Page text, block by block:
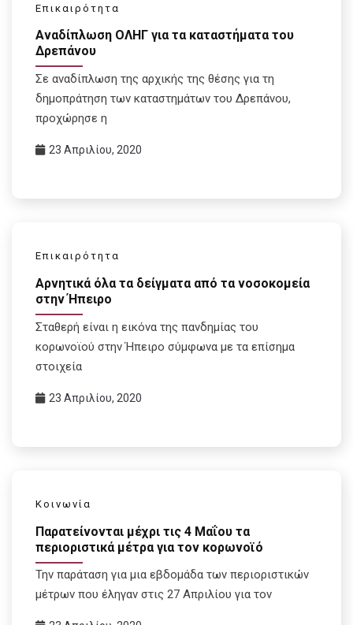
Επικαιρότητα
Αναδίπλωση ΟΛΗΓ για τα καταστήματα του
Δρεπάνου
Σε αναδίπλωση της αρχικής της θέσης για τη
δημοπράτηση των καταστημάτων του Δρεπάνου,
προχώρησε η
23 Απριλίου, 2020
Επικαιρότητα
Αρνητικά όλα τα δείγματα από τα νοσοκομεία
στην Ήπειρο
Σταθερή είναι η εικόνα της πανδημίας του
κορωνοϊού στην Ήπειρο σύμφωνα με τα επίσημα
στοιχεία
23 Απριλίου, 2020
Κοινωνία
Παρατείνονται μέχρι τις 4 Μαΐου τα
περιοριστικά μέτρα για τον κορωνοϊό
Την παράταση για μια εβδομάδα των περιοριστικών
μέτρων που έληγαν στις 27 Απριλίου για τον